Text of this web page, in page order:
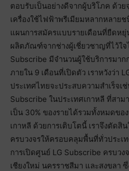
ตอบรับเป็นอย่างดีจากผู้บริโภค ด้ว
เครื่องใช้ไฟฟ้าพรีเมียมหลากหลายช
แผนการสมัครแบบรายเดือนที่ยืดหยุ่
ผลิตภัณฑ์จากช่างผู้เชี่ยวชาญที่ไว้ใจ
Subscribe มีจำนวนผู้ใช้บริการมาก
ภายใน 9 เดือนที่เปิดตัว เราหวังว่า
ประเทศไทยจะประสบความสำเร็จเ
Subscribe ในประเทศเกาหลี ที่สาม
เป็น 30% ของรายได้รวมทั้งหมดขอ
เกาหลี ด้วยการเติบโตนี้ เราจึงตัดสิ
ครบวงจรให้ครอบคลุมพื้นที่ทั่วประเ
การเปิดศูนย์ LG Subscribe ครบว
เชียงใหม่ นครราชสีมา และสงขลา